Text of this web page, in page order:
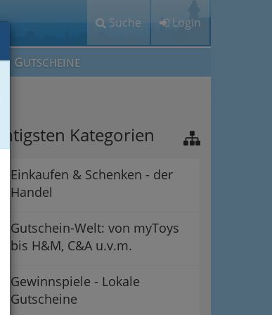
Suche Login
GUTSCHEINE
Kategorien
Einkaufen & Schenken - der
Handel
Gutschein-Welt: von myToys
bis H&M, C&A u.v.m.
Gewinnspiele - Lokale
Gutscheine